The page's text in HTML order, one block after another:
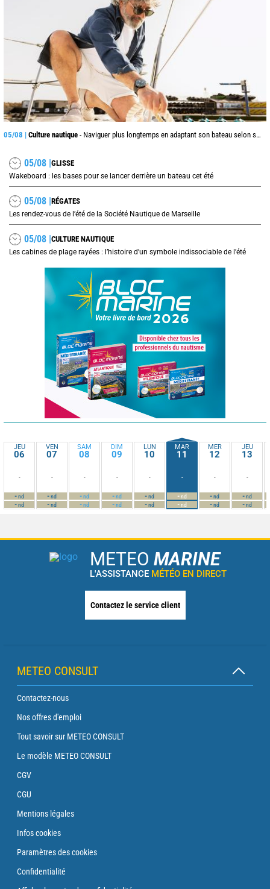
05/08 | Culture nautique - Naviguer plus longtemps en adaptant son bateau selon son âge
05/08 |GLISSE
Wakeboard : les bases pour se lancer derrière un bateau cet été
05/08 |RÉGATES
Les rendez-vous de l’été de la Société Nautique de Marseille
05/08 |CULTURE NAUTIQUE
Les cabines de plage rayées : l’histoire d’un symbole indissociable de l’été
JEU
06
-
-nd
-nd
VEN
07
-
-nd
-nd
SAM
08
-
-nd
-nd
DIM
09
-
-nd
-nd
LUN
10
-
-nd
-nd
MAR
11
-
-nd
-nd
MER
12
-
-nd
-nd
JEU
13
-
-nd
-nd
METEO MARINE
L'ASSISTANCE MÉTÉO EN DIRECT
Contactez le service client
METEO CONSULT
Contactez-nous
Nos offres d'emploi
Tout savoir sur METEO CONSULT
Le modèle METEO CONSULT
CGV
CGU
Mentions légales
Infos cookies
Paramètres des cookies
Confidentialité